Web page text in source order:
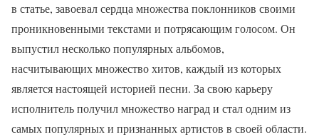
в статье, завоевал сердца множества поклонников своими
проникновенными текстами и потрясающим голосом. Он
выпустил несколько популярных альбомов,
насчитывающих множество хитов, каждый из которых
является настоящей историей песни. За свою карьеру
исполнитель получил множество наград и стал одним из
самых популярных и признанных артистов в своей области.